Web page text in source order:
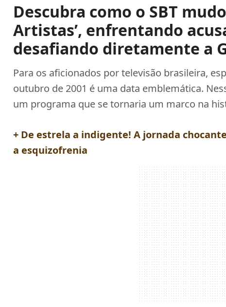
Descubra como o SBT
Artistas’, enfrentando
desafiando diretamente a
Para os aficionados por televisão brasileira,
outubro de 2001 é uma data emblemática.
um programa que se tornaria um marco na
+ De estrela a indigente! A jornada
a esquizofrenia